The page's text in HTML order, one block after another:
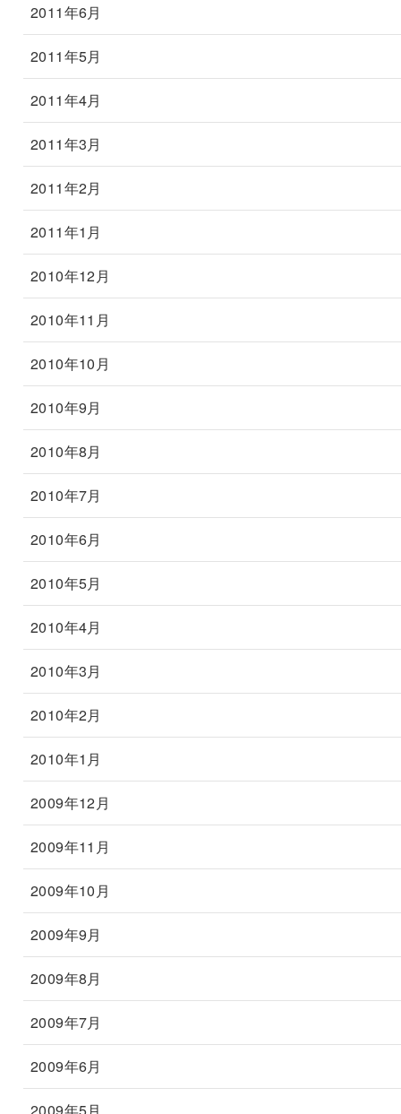
2011年6月
2011年5月
2011年4月
2011年3月
2011年2月
2011年1月
2010年12月
2010年11月
2010年10月
2010年9月
2010年8月
2010年7月
2010年6月
2010年5月
2010年4月
2010年3月
2010年2月
2010年1月
2009年12月
2009年11月
2009年10月
2009年9月
2009年8月
2009年7月
2009年6月